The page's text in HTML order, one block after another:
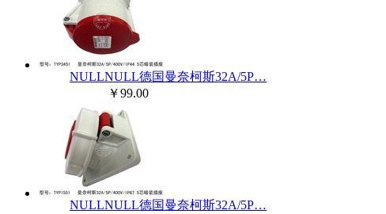
NULLNULL德国曼奈柯斯32A/5P…
￥99.00
NULLNULL德国曼奈柯斯32A/5P…